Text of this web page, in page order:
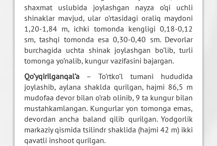
shaxmat uslubida joylashgan nayza o’qi uchli
shinaklar mavjud, ular o’rtasidagi oraliq maydoni
1,20-1,84 m, ichki tomonda kengligi 0,18-0,12
sm, tashqi tomonda esa 0,30-0,40 sm. Devorlar
burchagida uchta shinak joylashgan bo’lib, turli
tomonga yo’nalib, kungur vazifasini bajargan.
Qo’yqirilganqal’a – To’rtko’l tumani hududida
joylashib, aylana shaklda qurilgan, hajmi 86,5 m
mudofaa devor bilan o’rab olinib, 9 ta kungur bilan
mustahkamlangan. Kungurlar yon tomonga emas,
devordan ancha baland qilib qurilgan. Yodgorlik
markaziy qismida tsilindr shaklida (hajmi 42 m) ikki
qavatli inshoot qurilgan.